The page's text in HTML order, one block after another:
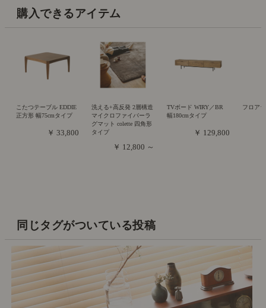
購入できるアイテム
こたつテーブル EDDIE
正方形 幅75cmタイプ
￥ 33,800
洗える+高反発 2層構造
マイクロファイバーラ
グマット colette 四角形
タイプ
￥ 12,800 ～
TVボード WIRY／BR
幅180cmタイプ
￥ 129,800
フロア
同じタグがついている投稿